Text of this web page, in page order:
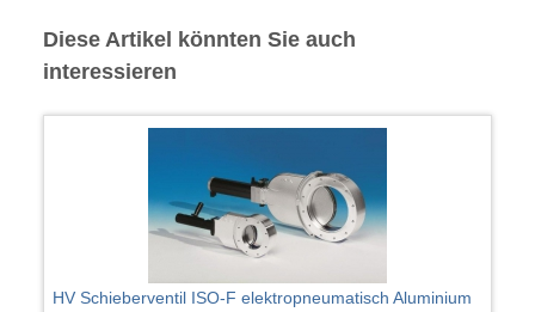
Diese Artikel könnten Sie auch
interessieren
HV Schieberventil ISO-F elektropneumatisch Aluminium